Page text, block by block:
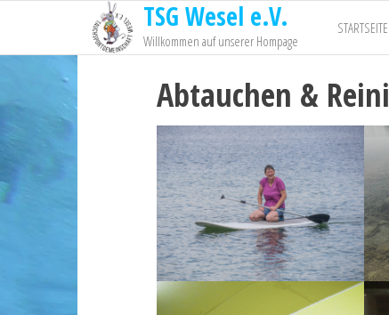
TSG Wesel e.V.
Willkommen auf unserer Hompage
STARTSEITE
Abtauchen &